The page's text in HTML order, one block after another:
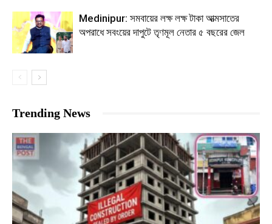
Medinipur: সমবায়ের লক্ষ লক্ষ টাকা আত্মসাতের
অপরাধে সবংয়ের দাপুটে তৃণমূল নেতার ৫ বছরের জেল
Trending News